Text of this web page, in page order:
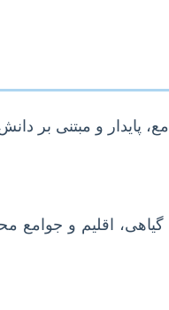
پایدار و مبتنی بر
گیاهی، اقلیم و